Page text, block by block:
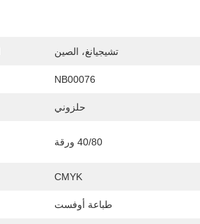
تشيجيانغ، الصين
NB00076
حلزوني
40/80 ورقة
CMYK
طباعة أوفست